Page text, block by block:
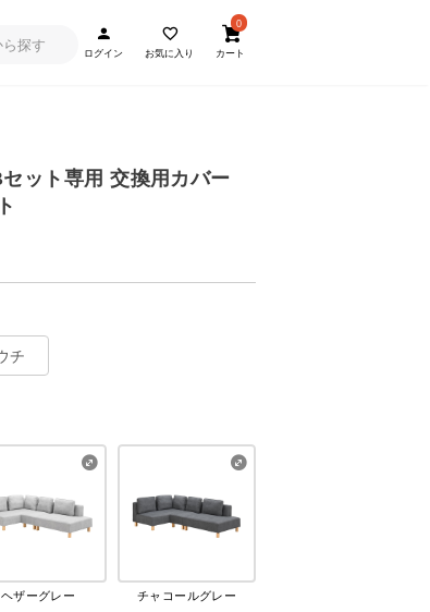
ログイン お気に入り
0
カート
ット専用 交換用カバー
チ
ヘザーグレー チャコールグレー